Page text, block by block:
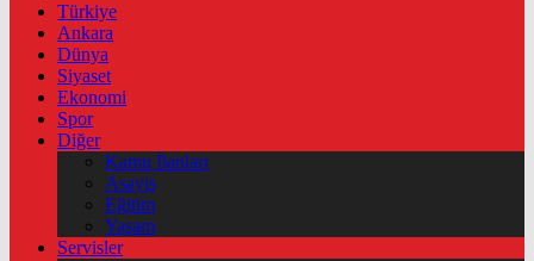
Türkiye
Ankara
Dünya
Siyaset
Ekonomi
Spor
Diğer
Kamu İlanları
Asayiş
Eğitim
Yaşam
Servisler